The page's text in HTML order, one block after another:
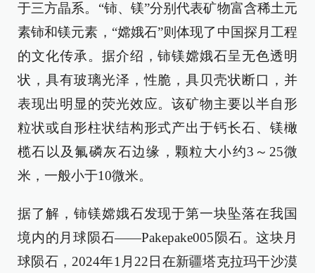
于三方晶系。“铈、镁”分别代表矿物富含稀土元
素铈和镁元素，“嫦娥石”则体现了中国探月工程
的文化传承。据介绍，铈镁嫦娥石呈无色透明
状，具有玻璃光泽，性脆，具贝壳状断口，并
表现出明显的荧光效应。该矿物主要以半自形
粒状或自形柱状结构形式产出于钙长石、镁橄
榄石以及氟磷灰石边缘，颗粒大小约3～25微
米，一般小于10微米。
据了解，铈镁嫦娥石发现于第一块坠落在我国
境内的月球陨石——Pakepake005陨石。这块月
球陨石，2024年1月22日在新疆塔克拉玛干沙漠